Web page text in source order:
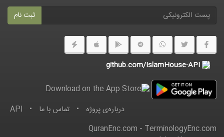
ثبت نام
github.com/IslamHouse-API
درباره‌ى پروژه • تماس با ما •
API
QuranEnc.com - TerminologyEnc.com